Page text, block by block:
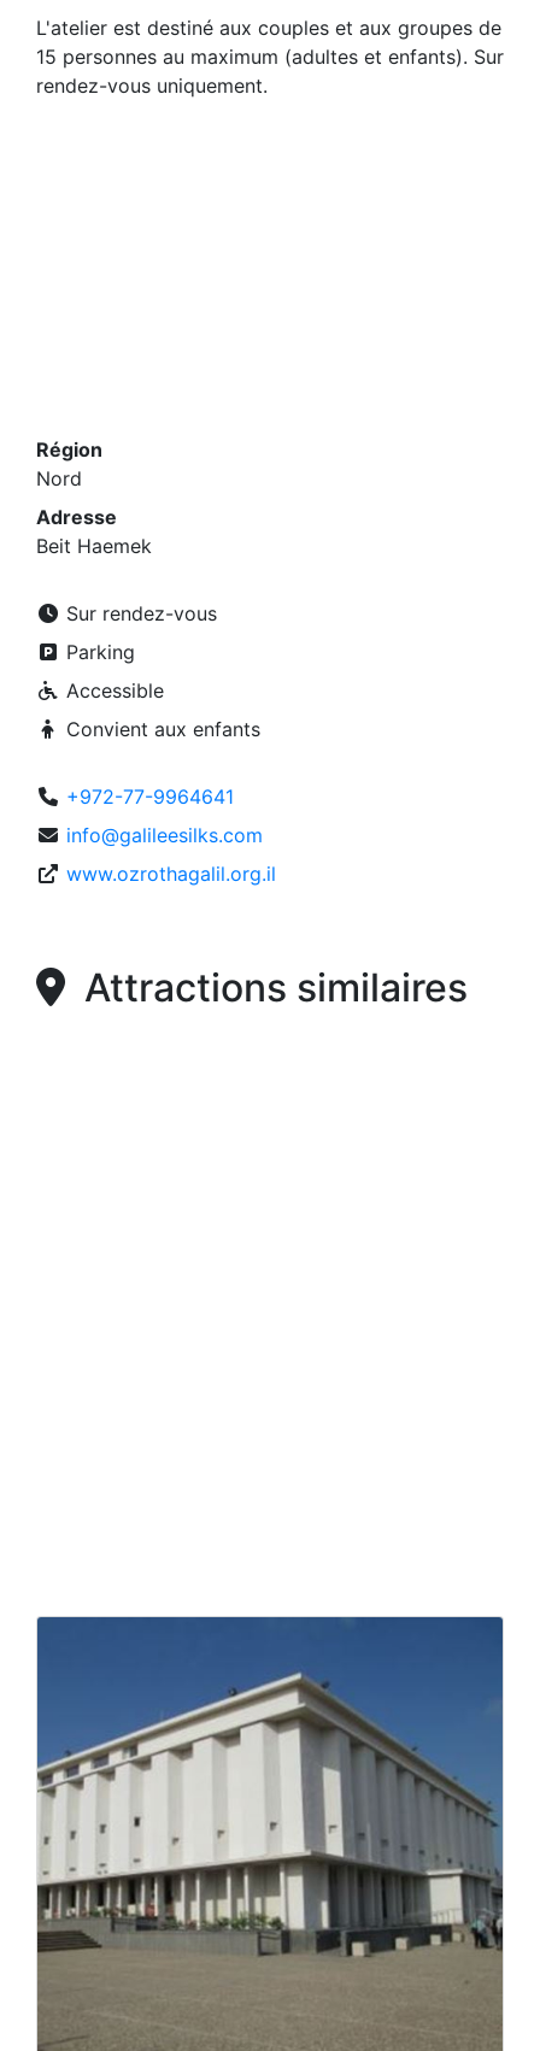
L'atelier est destiné aux couples et aux groupes de
15 personnes au maximum (adultes et enfants). Sur
rendez-vous uniquement.
Région
Nord
Adresse
Beit Haemek
Sur rendez-vous
Parking
Accessible
Convient aux enfants
+972-77-9964641
info@galileesilks.com
www.ozrothagalil.org.il
Attractions similaires